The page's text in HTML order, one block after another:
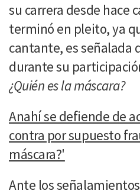
su carrera desde hace
terminó en pleito, ya
cantante, es señalada
durante su
¿Quién es la máscara?
Anahí se defiende de
contra por supuesto
máscara?'
Ante los